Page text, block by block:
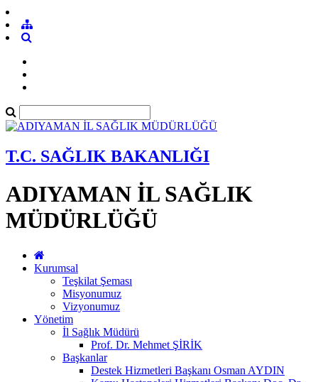
T.C. SAĞLIK BAKANLIĞI
ADIYAMAN İL SAĞLIK
MÜDÜRLÜĞÜ
Kurumsal
Teşkilat Şeması
Misyonumuz
Vizyonumuz
Yönetim
İl Sağlık Müdürü
Prof. Dr. Mehmet ŞİRİK
Başkanlar
Destek Hizmetleri Başkanı Osman AYDIN